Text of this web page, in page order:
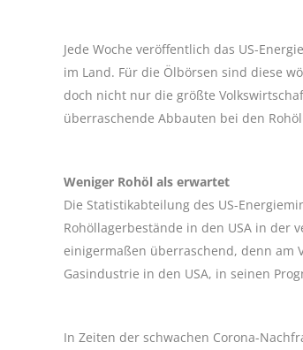
Jede Woche veröffentlich das US-
im Land. Für die Ölbörsen sind diese
doch nicht nur die größte
überraschende Abbauten bei den
Weniger Rohöl als erwartet
Die Statistikabteilung des US-
Rohöllagerbestände in den USA in der
einigermaßen überraschend, denn am
Gasindustrie in den USA, in seinen
In Zeiten der schwachen Corona-